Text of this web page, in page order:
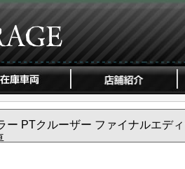
ー PTクルーザー ファイナルエデ